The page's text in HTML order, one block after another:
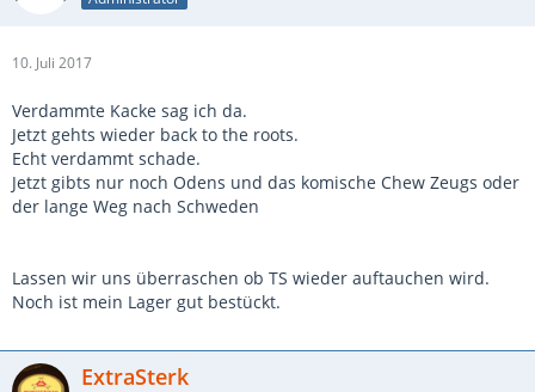
10. Juli 2017
Verdammte Kacke sag ich da.
Jetzt gehts wieder back to the roots.
Echt verdammt schade.
Jetzt gibts nur noch Odens und das komische Chew Zeugs oder
der lange Weg nach Schweden
Lassen wir uns überraschen ob TS wieder auftauchen wird.
Noch ist mein Lager gut bestückt.
ExtraSterk